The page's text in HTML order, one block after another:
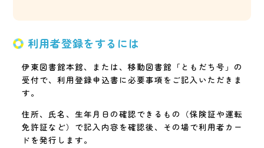
利用者登録をするには
伊東図書館本館、または、移動図書館「ともだち号」の
受付で、利用登録申込書に必要事項をご記入いただきま
す。
住所、氏名、生年月日の確認できるもの（保険証や運転
免許証など）で記入内容を確認後、その場で利用者カー
ドを発行します。